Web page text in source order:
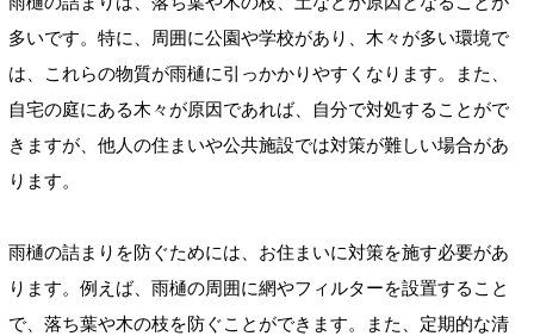
多いです。特に、周囲に公園や学校があり、木々が多い環境で
は、これらの物質が雨樋に引っかかりやすくなります。また、
自宅の庭にある木々が原因であれば、自分で対処することがで
きますが、他人の住まいや公共施設では対策が難しい場合があ
ります。
雨樋の詰まりを防ぐためには、お住まいに対策を施す必要があ
ります。例えば、雨樋の周囲に網やフィルターを設置すること
で、落ち葉や木の枝を防ぐことができます。また、定期的な清